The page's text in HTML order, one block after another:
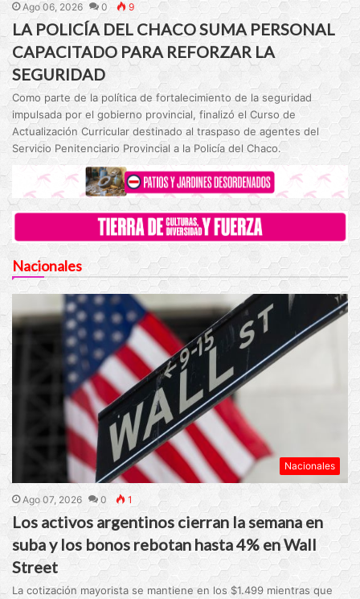
Ago 06, 2026 0 9
LA POLICÍA DEL CHACO SUMA PERSONAL
CAPACITADO PARA REFORZAR LA
SEGURIDAD
Como parte de la política de fortalecimiento de la seguridad
impulsada por el gobierno provincial, finalizó el Curso de
Actualización Curricular destinado al traspaso de agentes del
Servicio Penitenciario Provincial a la Policía del Chaco.
Nacionales
Nacionales
Ago 07, 2026 0 1
Los activos argentinos cierran la semana en
suba y los bonos rebotan hasta 4% en Wall
Street
La cotización mayorista se mantiene en los $1.499 mientras que